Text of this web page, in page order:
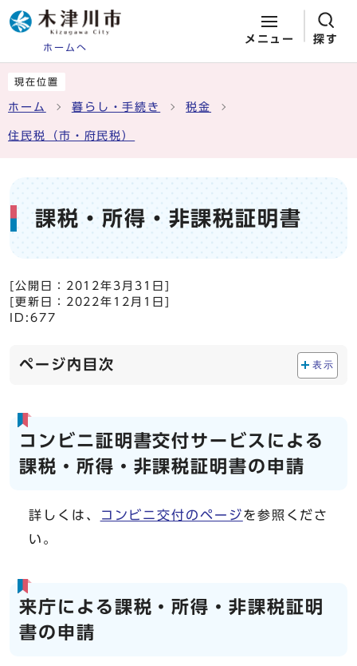
ホームへ
メニュー 探す
現在位置
ホーム 暮らし・手続き 税金
住民税（市・府民税）
課税・所得・非課税証明書
[公開日： 2012年3月31日
[更新日： 2022年12月1日
ID:677
ページ内目次 表示
コンビニ証明書交付サービスによる
課税・所得・非課税証明書の申請
詳しくは、 コンビニ交付のページを参照くださ
い。
来庁による課税・所得・非課税証明
書の申請